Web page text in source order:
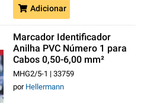
Adicionar
Marcador Identificador
Anilha PVC Número 1 para
Cabos 0,50-6,00 mm²
Amarelo MHG2/5
MHG2/5-1 | 33759
por Hellermann